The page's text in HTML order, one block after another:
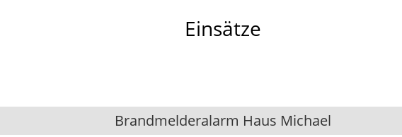
Einsätze
Brandmelderalarm Haus Michael